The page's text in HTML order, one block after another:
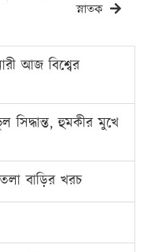
স্নাতক
আজ বিশ্বের
সিদ্ধান্ত, হুমকীর মুখে
বাড়ির খরচ